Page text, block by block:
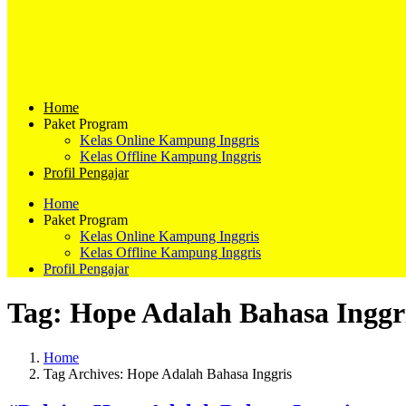
Home
Paket Program
Kelas Online Kampung Inggris
Kelas Offline Kampung Inggris
Profil Pengajar
Home
Paket Program
Kelas Online Kampung Inggris
Kelas Offline Kampung Inggris
Profil Pengajar
Tag: Hope Adalah Bahasa
Home
Tag Archives: Hope Adalah Bahasa Inggris